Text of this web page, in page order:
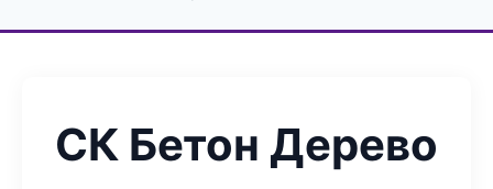
СК Бетон Дерево